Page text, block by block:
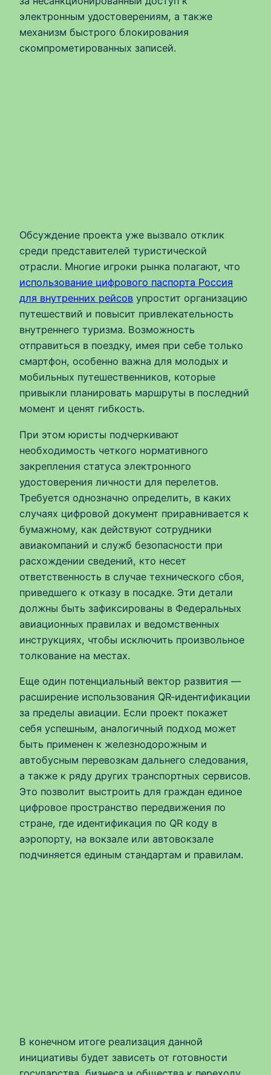
электронным удостоверениям, а также
механизм быстрого блокирования
скомпрометированных записей.
Обсуждение проекта уже вызвало отклик
среди представителей туристической
отрасли. Многие игроки рынка полагают, что
использование цифрового паспорта Россия
для внутренних рейсов упростит организацию
путешествий и повысит привлекательность
внутреннего туризма. Возможность
отправиться в поездку, имея при себе только
смартфон, особенно важна для молодых и
мобильных путешественников, которые
привыкли планировать маршруты в последний
момент и ценят гибкость.
При этом юристы подчеркивают
необходимость четкого нормативного
закрепления статуса электронного
удостоверения личности для перелетов.
Требуется однозначно определить, в каких
случаях цифровой документ приравнивается к
бумажному, как действуют сотрудники
авиакомпаний и служб безопасности при
расхождении сведений, кто несет
ответственность в случае технического сбоя,
приведшего к отказу в посадке. Эти детали
должны быть зафиксированы в Федеральных
авиационных правилах и ведомственных
инструкциях, чтобы исключить произвольное
толкование на местах.
Еще один потенциальный вектор развития —
расширение использования QR‑идентификации
за пределы авиации. Если проект покажет
себя успешным, аналогичный подход может
быть применен к железнодорожным и
автобусным перевозкам дальнего следования,
а также к ряду других транспортных сервисов.
Это позволит выстроить для граждан единое
цифровое пространство передвижения по
стране, где идентификация по QR коду в
аэропорту, на вокзале или автовокзале
подчиняется единым стандартам и правилам.
В конечном итоге реализация данной
инициативы будет зависеть от готовности